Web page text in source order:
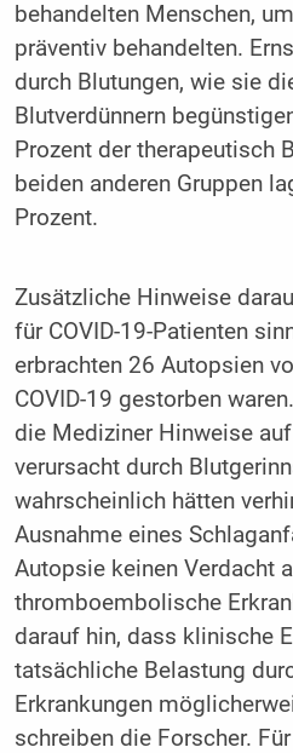
behandelten Menschen,
präventiv behandelten.
durch Blutungen, wie sie
Blutverdünnern
Prozent der therapeutisch
beiden anderen Gruppen
Prozent.
Zusätzliche Hinweise
für COVID-19-Patienten
erbrachten 26 Autopsien
COVID-19 gestorben
die Mediziner Hinweise
verursacht durch
wahrscheinlich hätten
Ausnahme eines
Autopsie keinen Verdacht
thromboembolische
darauf hin, dass klinische
tatsächliche Belastung
Erkrankungen
schreiben die Forscher.